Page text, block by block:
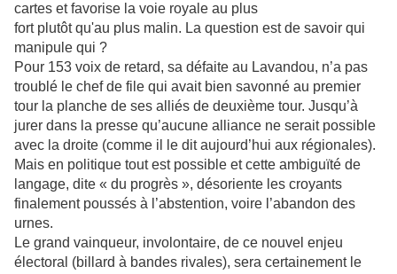
cartes et favorise la voie royale au plus
fort plutôt qu'au plus malin. La question est de savoir qui
manipule qui ?
Pour 153 voix de retard, sa défaite au Lavandou, n’a pas
troublé le chef de file qui avait bien savonné au premier
tour la planche de ses alliés de deuxième tour. Jusqu’à
jurer dans la presse qu’aucune alliance ne serait possible
avec la droite (comme il le dit aujourd’hui aux régionales).
Mais en politique tout est possible et cette ambiguïté de
langage, dite « du progrès », désoriente les croyants
finalement poussés à l’abstention, voire l’abandon des
urnes.
Le grand vainqueur, involontaire, de ce nouvel enjeu
électoral (billard à bandes rivales), sera certainement le